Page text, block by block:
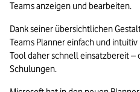
Teams anzeigen und bearbeiten.
Dank seiner übersichtlichen
Teams Planner einfach und
Tool daher schnell einsatzbereit –
Schulungen.